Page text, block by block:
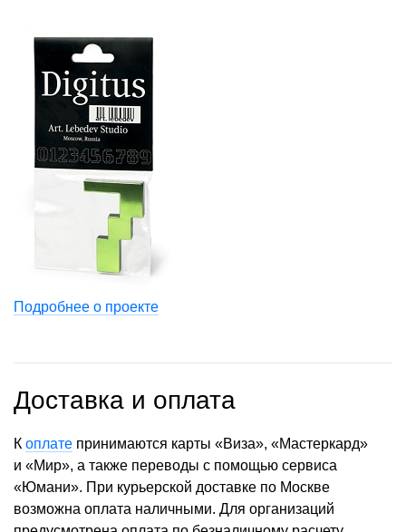
Подробнее о проекте
Доставка и оплата
К оплате принимаются карты «Виза», «Мастеркард»
и «Мир», а также переводы с помощью сервиса
«Юмани». При курьерской доставке по Москве
возможна оплата наличными. Для организаций